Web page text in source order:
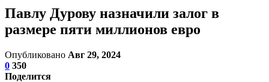
Павлу Дурову назначили залог в
размере пяти миллионов евро
Опубликовано Авг 29, 2024
0 350
Поделится